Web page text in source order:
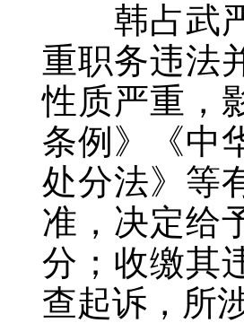
韩占武严
重职务违法
性质严重，
条例》《中
处分法》等
准，决定给
分；收缴其
查起诉，所